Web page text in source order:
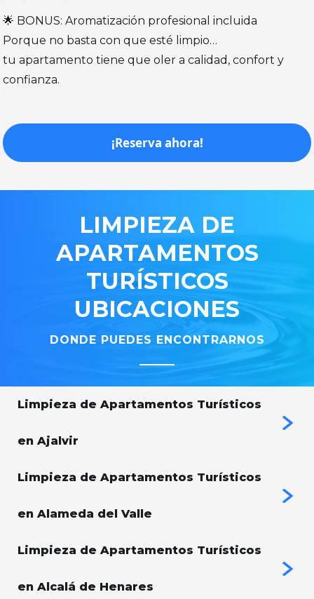
🌟 BONUS: Aromatización profesional incluida
Porque no basta con que esté limpio…
tu apartamento tiene que oler a calidad, confort y
confianza.
¡Reserva ahora!
LIMPIEZA DE
APARTAMENTOS
TURÍSTICOS
UBICACIONES
DONDE PUEDES ENCONTRARNOS
Limpieza de Apartamentos Turísticos
en Ajalvir
Limpieza de Apartamentos Turísticos
en Alameda del Valle
Limpieza de Apartamentos Turísticos
en Alcalá de Henares